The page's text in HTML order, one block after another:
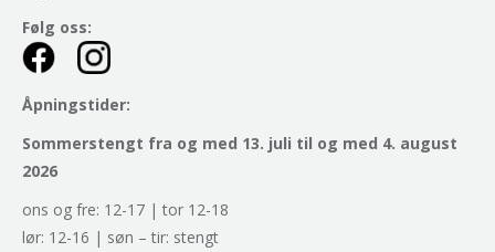
Følg oss:
Åpningstider:
Sommerstengt fra og med 13. juli til og med 4. august
2026
ons og fre: 12-17 | tor 12-18
lør: 12-16 | søn – tir: stengt